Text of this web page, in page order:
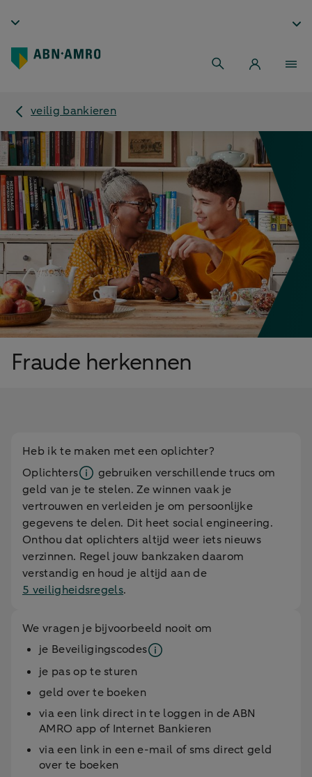
veilig bankieren
Fraude herkennen
Heb ik te maken met een oplichter?
Oplichters
gebruiken verschillende trucs om
geld van je te stelen. Ze winnen vaak je
vertrouwen en verleiden je om persoonlijke
gegevens te delen. Dit heet social engineering.
Onthou dat oplichters altijd weer iets nieuws
verzinnen. Regel jouw bankzaken daarom
verstandig en houd je altijd aan de
5 veiligheidsregels.
We vragen je bijvoorbeeld nooit om
je Beveiligingscodes
je pas op te sturen
geld over te boeken
via een link direct in te loggen in de ABN
AMRO app of Internet Bankieren
via een link in een e-mail of sms direct geld
over te boeken